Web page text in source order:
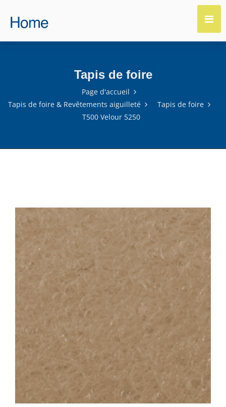
Tapis de foire
Page d'accueil
Tapis de foire & Revêtements aiguilleté
Tapis de foire
T500 Velour 5250